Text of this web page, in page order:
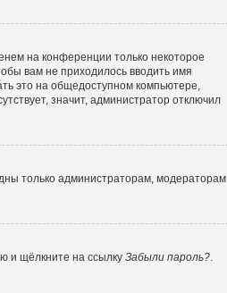
на конференции только некоторое
вам не приходилось вводить имя
это на общедоступном компьютере,
значит, администратор отключил
только администраторам, модераторам
и щёлкните на ссылку Забыли пароль?.